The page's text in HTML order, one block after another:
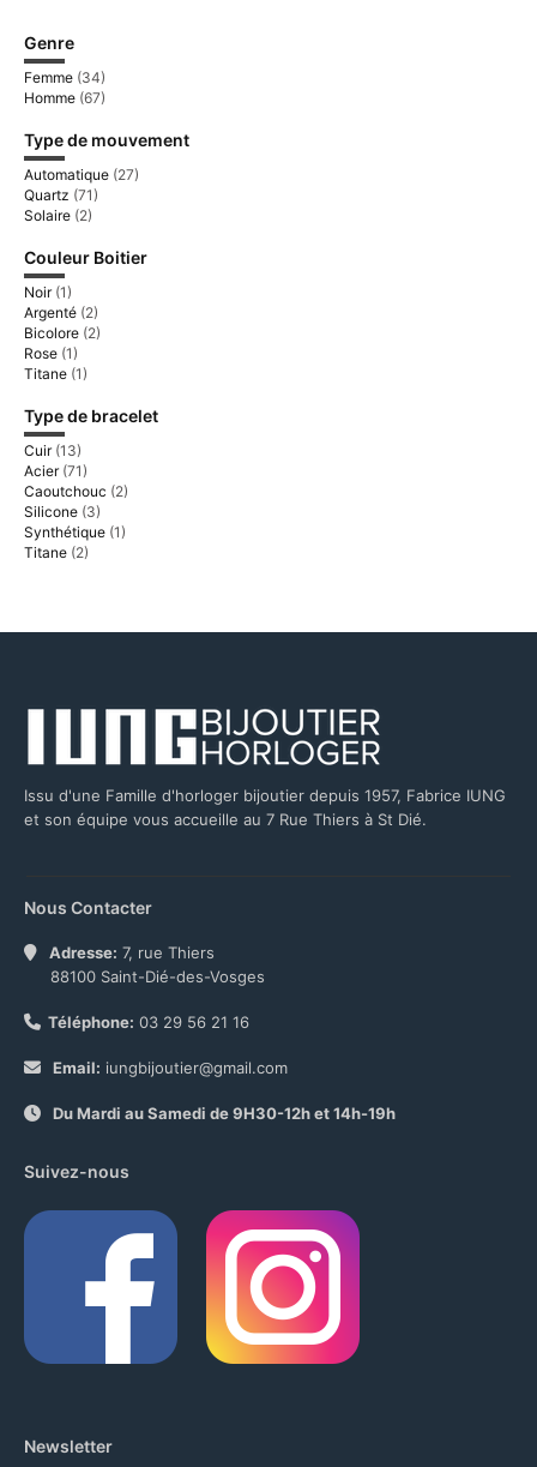
Genre
Femme (34)
Homme (67)
Type de mouvement
Automatique (27)
Quartz (71)
Solaire (2)
Couleur Boitier
Noir (1)
Argenté (2)
Bicolore (2)
Rose (1)
Titane (1)
Type de bracelet
Cuir (13)
Acier (71)
Caoutchouc (2)
Silicone (3)
Synthétique (1)
Titane (2)
Issu d'une Famille d'horloger bijoutier depuis 1957, Fabrice IUNG
et son équipe vous accueille au 7 Rue Thiers à St Dié.
Nous Contacter
Adresse: 7, rue Thiers
88100 Saint-Dié-des-Vosges
Téléphone: 03 29 56 21 16
Email: iungbijoutier@gmail.com
Du Mardi au Samedi de 9H30-12h et 14h-19h
Suivez-nous
Newsletter